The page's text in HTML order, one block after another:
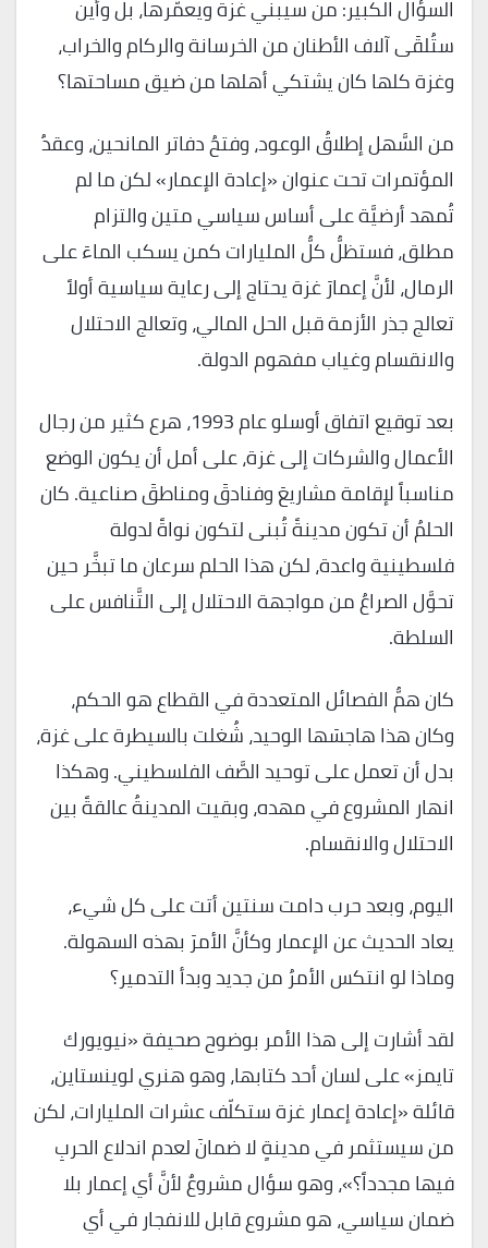
السؤال الكبير: من سيبني غزة ويعمّرها، بل وأين
ستُلقَى آلاف الأطنان من الخرسانة والركام والخراب،
وغزة كلها كان يشتكي أهلها من ضيق مساحتها؟
من السَّهل إطلاقُ الوعود، وفتحُ دفاتر المانحين، وعقدُ
المؤتمرات تحت عنوان «إعادة الإعمار» لكن ما لم
تُمهد أرضيَّة على أساس سياسي متين والتزام
مطلق، فستظلُّ كلُّ المليارات كمن يسكب الماءَ على
الرمال، لأنَّ إعمارَ غزة يحتاج إلى رعاية سياسية أولاً
تعالج جذر الأزمة قبل الحل المالي، وتعالج الاحتلال
والانقسام وغياب مفهوم الدولة.
بعد توقيع اتفاق أوسلو عام 1993، هرع كثير من رجال
الأعمال والشركات إلى غزة، على أمل أن يكون الوضع
مناسباً لإقامة مشاريعَ وفنادقَ ومناطقَ صناعية. كان
الحلمُ أن تكون مدينةً تُبنى لتكون نواةً لدولة
فلسطينية واعدة، لكن هذا الحلم سرعان ما تبخَّر حين
تحوَّل الصراعُ من مواجهة الاحتلال إلى التَّنافس على
السلطة.
كان همُّ الفصائل المتعددة في القطاع هو الحكم،
وكان هذا هاجسَها الوحيد، شُغلت بالسيطرة على غزة،
بدل أن تعمل على توحيد الصَّف الفلسطيني. وهكذا
انهار المشروع في مهده، وبقيت المدينةُ عالقةً بين
الاحتلال والانقسام.
اليوم، وبعد حرب دامت سنتين أتت على كل شيء،
يعاد الحديث عن الإعمار وكأنَّ الأمرَ بهذه السهولة.
وماذا لو انتكس الأمرُ من جديد وبدأ التدمير؟
لقد أشارت إلى هذا الأمر بوضوح صحيفة «نيويورك
تايمز» على لسان أحد كتابها، وهو هنري لوينستاين،
قائلة «إعادة إعمار غزة ستكلّف عشرات المليارات، لكن
من سيستثمر في مدينةٍ لا ضمانَ لعدم اندلاع الحربِ
فيها مجدداً؟»، وهو سؤال مشروعٌ لأنَّ أي إعمار بلا
ضمان سياسي، هو مشروع قابل للانفجار في أي